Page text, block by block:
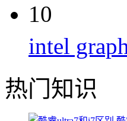
10
intel
热门知识